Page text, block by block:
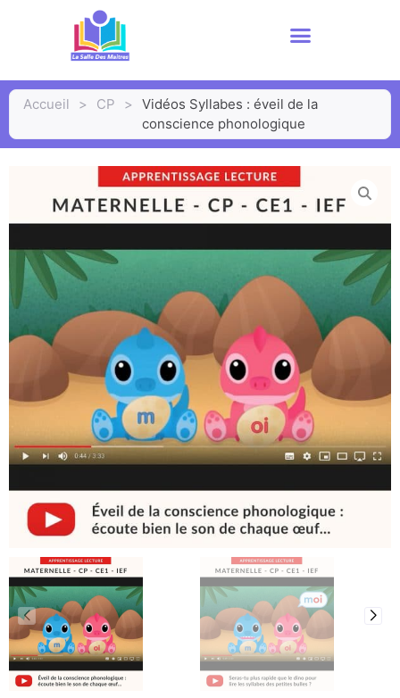
Accueil > CP >
Vidéos Syllabes : éveil de la
conscience phonologique